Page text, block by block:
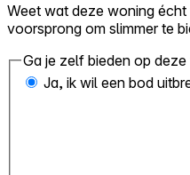
Weet wat deze woning écht
voorsprong om slimmer te
Ga je zelf bieden op deze
Ja, ik wil een bod